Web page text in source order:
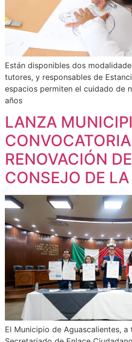
Están disponibles dos
tutores, y responsables de
espacios permiten el cuidado de
años
LANZA
RENOVACIÓN
CONSEJO DE
El Municipio de Aguascalientes, a